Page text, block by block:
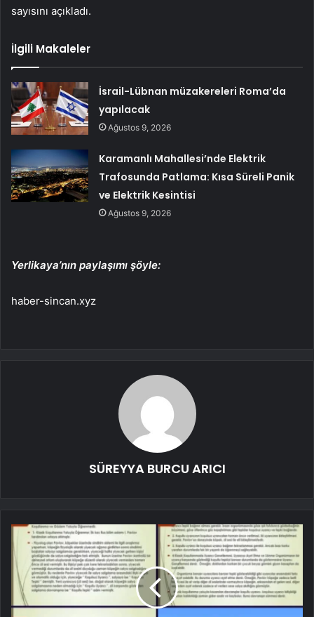
sayısını açıkladı.
İlgili Makaleler
İsrail-Lübnan müzakereleri Roma’da
yapılacak
Ağustos 9, 2026
Karamanlı Mahallesi’nde Elektrik
Trafosunda Patlama: Kısa Süreli Panik
ve Elektrik Kesintisi
Ağustos 9, 2026
Yerlikaya’nın paylaşımı şöyle:
haber-sincan.xyz
SÜREYYA BURCU ARICI